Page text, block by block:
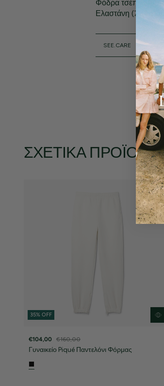
Φόδρα τσέπης:
Ελαστάνη (7%):
SEE.CARE
ΣΧΕΤΙΚΆ
35% OFF
€104,00 €160,00
Γυναικείο Piqué Παντελόνι Φόρμας